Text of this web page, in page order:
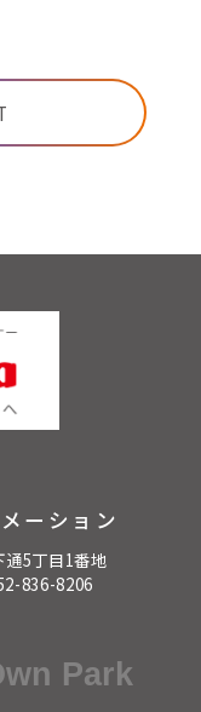
ーション
5丁目1番地
836-8206
Park